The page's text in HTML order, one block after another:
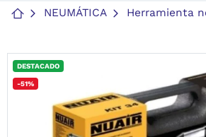
NEUMÁTICA Herramienta
DESTACADO
-51%